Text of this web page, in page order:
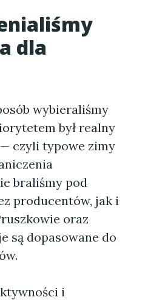
dla
wybieraliśmy
był realny
czyli typowe zimy
braliśmy pod
producentów, jak i
oraz
są dopasowane do
i